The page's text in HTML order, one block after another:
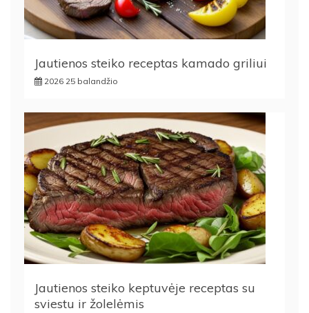
Jautienos steiko receptas kamado griliui
2026 25 balandžio
Jautienos steiko keptuvėje receptas su
sviestu ir žolelėmis